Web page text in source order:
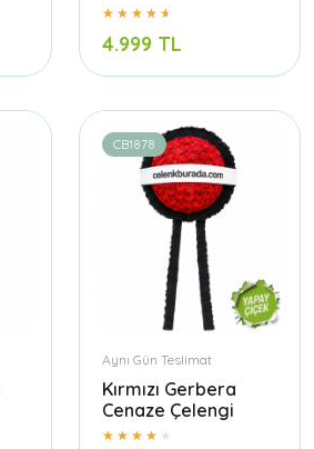
4.999 TL
CB1878
Aynı Gün Teslimat
Kırmızı Gerbera
Cenaze Çelengi